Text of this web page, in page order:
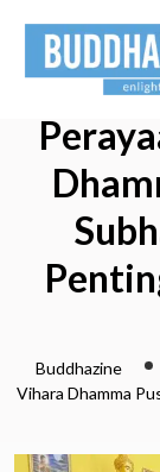
Buddhazine
Vihara Dhamma